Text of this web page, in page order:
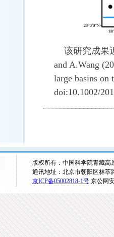
该研究成果
and A.Wang
large basins on
doi:10.1002/
版权所有：中国科学院青藏高
通讯地址：北京市朝阳区林萃
京ICP备05002818-1号 京公网